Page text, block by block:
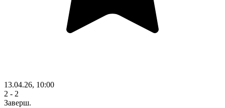
13.04.26, 10:00
2 - 2
Заверш.